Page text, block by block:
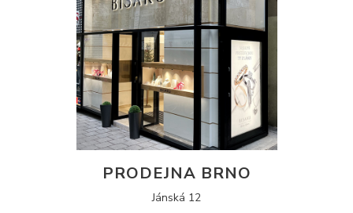
PRODEJNA BRNO
Jánská 12